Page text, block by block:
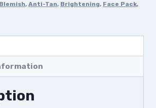
, Anti-Tan, Brightening, Face Pack,